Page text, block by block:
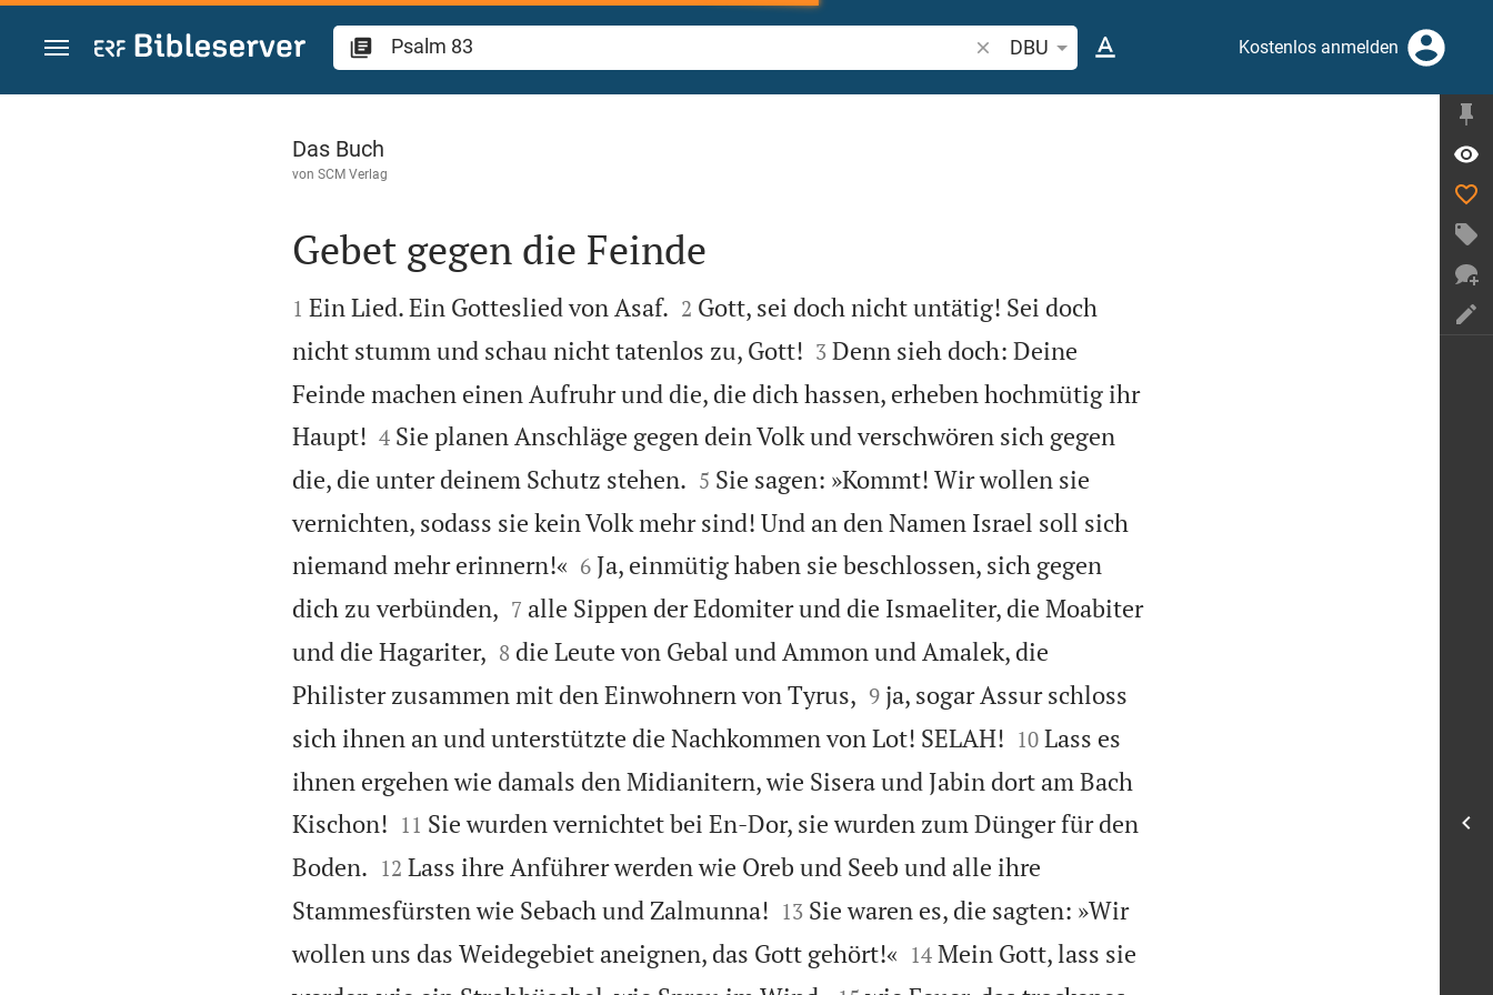
Zum Inhalt springen
Bibelstelle oder Begriff suchen
DBU Kostenlos anmelden
Psalm 83
Das Buch
von SCM Verlag

Gebet gegen die Feinde

1 Ein Lied. Ein Gotteslied von Asaf.
2 Gott, sei doch nicht untätig! Sei doch
nicht stumm und schau nicht tatenlos zu, Gott!
3 Denn sieh doch: Deine
Feinde machen einen Aufruhr und die, die dich hassen, erheben hochmütig ihr
Haupt!
4 Sie planen Anschläge gegen dein Volk und verschwören sich gegen
die, die unter deinem Schutz stehen.
5 Sie sagen: »Kommt! Wir wollen sie
vernichten, sodass sie kein Volk mehr sind! Und an den Namen Israel soll sich
niemand mehr erinnern!«
6 Ja, einmütig haben sie beschlossen, sich gegen
dich zu verbünden,
7 alle Sippen der Edomiter und die Ismaeliter, die Moabiter
und die Hagariter,
8 die Leute von Gebal und Ammon und Amalek, die
Philister zusammen mit den Einwohnern von Tyrus,
9 ja, sogar Assur schloss
sich ihnen an und unterstützte die Nachkommen von Lot! SELAH!
10 Lass es
ihnen ergehen wie damals den Midianitern, wie Sisera und Jabin dort am Bach
Kischon!
11 Sie wurden vernichtet bei En-Dor, sie wurden zum Dünger für den
Boden.
12 Lass ihre Anführer werden wie Oreb und Seeb und alle ihre
Stammesfürsten wie Sebach und Zalmunna!
13 Sie waren es, die sagten: »Wir
wollen uns das Weidegebiet aneignen, das Gott gehört!«
14 Mein Gott, lass sie